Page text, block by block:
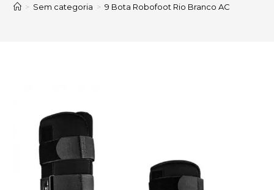
> Sem categoria > 9 Bota Robofoot Rio Branco AC